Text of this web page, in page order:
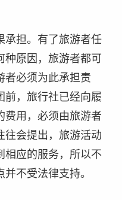
承担。有了旅游者任
种原因，旅游者都可
者必须为此承担责
前，旅行社已经向履
费用，必须由旅游者
往会提出，旅游活动
相应的服务，所以不
不受法律支持。